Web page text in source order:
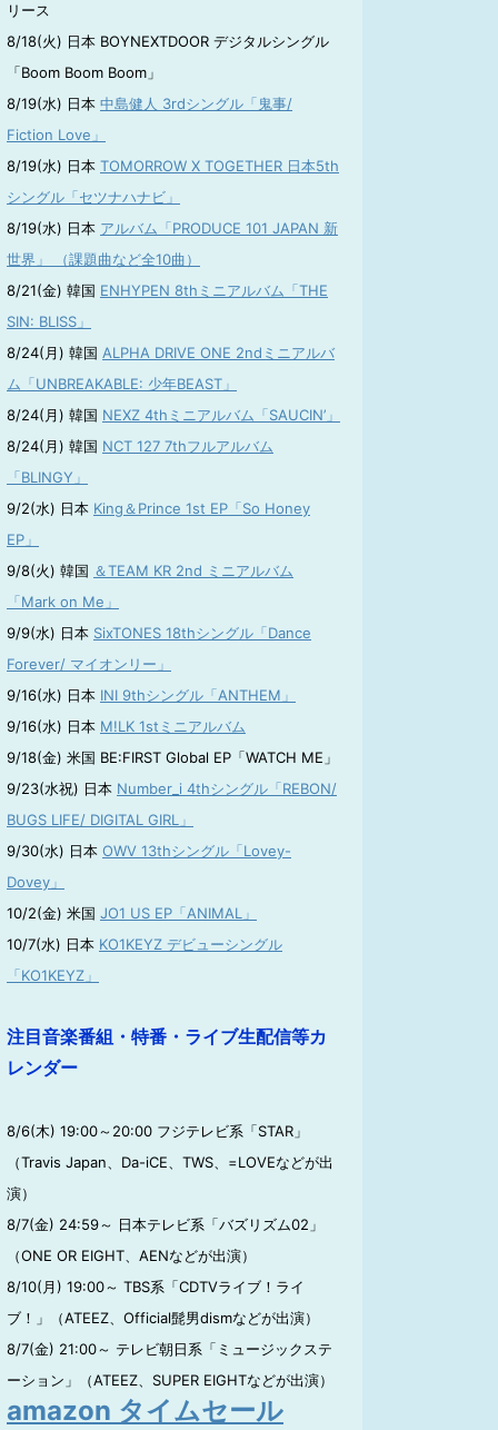
リース
8/18(火) 日本 BOYNEXTDOOR デジタルシングル
「Boom Boom Boom」
8/19(水) 日本 中島健人 3rdシングル「鬼事/
Fiction Love」
8/19(水) 日本 TOMORROW X TOGETHER 日本5th
シングル「セツナハナビ」
8/19(水) 日本 アルバム「PRODUCE 101 JAPAN 新
世界」 （課題曲など全10曲）
8/21(金) 韓国 ENHYPEN 8thミニアルバム「THE
SIN: BLISS」
8/24(月) 韓国 ALPHA DRIVE ONE 2ndミニアルバ
ム「UNBREAKABLE: 少年BEAST」
8/24(月) 韓国 NEXZ 4thミニアルバム「SAUCIN’」
8/24(月) 韓国 NCT 127 7thフルアルバム
「BLINGY」
9/2(水) 日本 King＆Prince 1st EP「So Honey
EP」
9/8(火) 韓国 ＆TEAM KR 2nd ミニアルバム
「Mark on Me」
9/9(水) 日本 SixTONES 18thシングル「Dance
Forever/ マイオンリー」
9/16(水) 日本 INI 9thシングル「ANTHEM」
9/16(水) 日本 M!LK 1stミニアルバム
9/18(金) 米国 BE:FIRST Global EP「WATCH ME」
9/23(水祝) 日本 Number_i 4thシングル「REBON/
BUGS LIFE/ DIGITAL GIRL」
9/30(水) 日本 OWV 13thシングル「Lovey-
Dovey」
10/2(金) 米国 JO1 US EP「ANIMAL」
10/7(水) 日本 KO1KEYZ デビューシングル
「KO1KEYZ」
注目音楽番組・特番・ライブ生配信等カ
レンダー
8/6(木) 19:00～20:00 フジテレビ系「STAR」
（Travis Japan、Da-iCE、TWS、=LOVEなどが出
演）
8/7(金) 24:59～ 日本テレビ系「バズリズム02」
（ONE OR EIGHT、AENなどが出演）
8/10(月) 19:00～ TBS系「CDTVライブ！ライ
ブ！」（ATEEZ、Official髭男dismなどが出演）
8/7(金) 21:00～ テレビ朝日系「ミュージックステ
ーション」（ATEEZ、SUPER EIGHTなどが出演）
amazon タイムセール